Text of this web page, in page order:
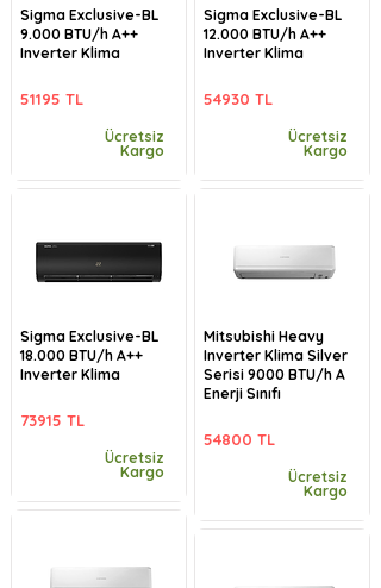
Sigma Exclusive-BL
9.000 BTU/h A++
Inverter Klima
51195 TL
Ücretsiz
Kargo
Sigma Exclusive-BL
18.000 BTU/h A++
Inverter Klima
73915 TL
Ücretsiz
Kargo
Sigma Exclusive-BL
12.000 BTU/h A++
Inverter Klima
54930 TL
Ücretsiz
Kargo
Mitsubishi Heavy
Inverter Klima Silver
Serisi 9000 BTU/h A
Enerji Sınıfı
54800 TL
Ücretsiz
Kargo